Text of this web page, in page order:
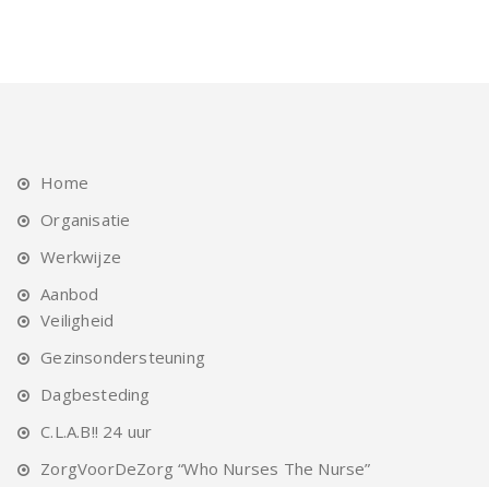
Home
Organisatie
Werkwijze
Aanbod
Veiligheid
Gezinsondersteuning
Dagbesteding
C.L.A.B!! 24 uur
ZorgVoorDeZorg “Who Nurses The Nurse”